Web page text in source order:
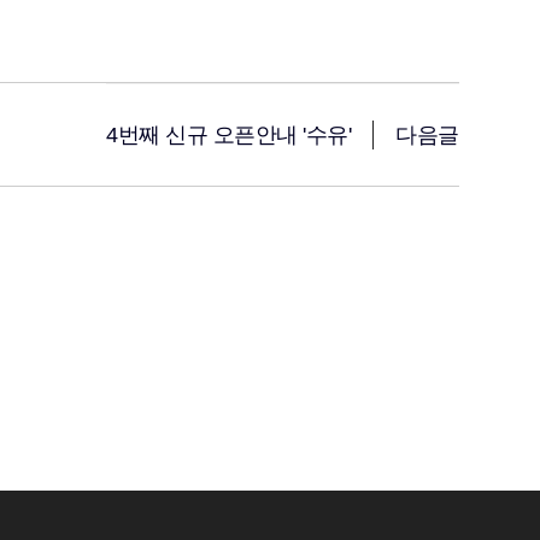
4번째 신규 오픈안내 '수유' 다음글